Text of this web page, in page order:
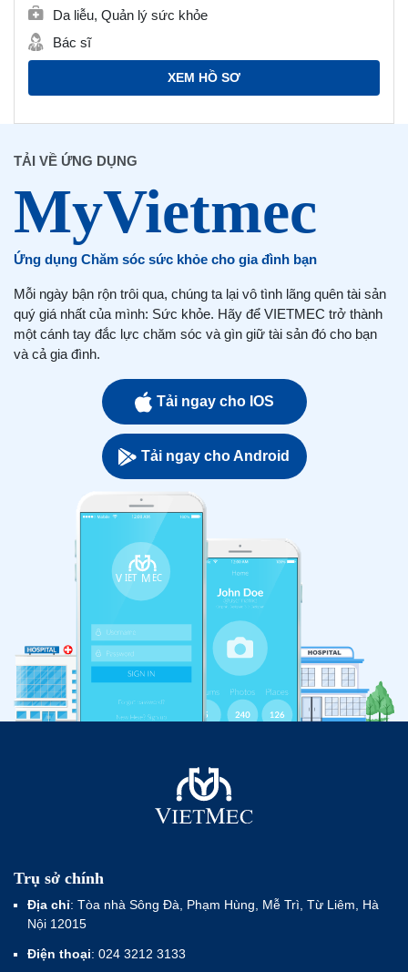
Da liễu, Quản lý sức khỏe
Bác sĩ
XEM HỒ SƠ
TẢI VỀ ỨNG DỤNG
Ứng dụng Chăm sóc sức khỏe cho gia đình bạn
Mỗi ngày bận rộn trôi qua, chúng ta lại vô tình lãng quên tài sản
quý giá nhất của mình: Sức khỏe. Hãy để VIETMEC trở thành
một cánh tay đắc lực chăm sóc và gìn giữ tài sản đó cho bạn
và cả gia đình.
Tải ngay cho IOS
Tải ngay cho Android
Trụ sở chính
Địa chỉ: Tòa nhà Sông Đà, Phạm Hùng, Mễ Trì, Từ Liêm, Hà
Nội 12015
Điện thoại: 024 3212 3133